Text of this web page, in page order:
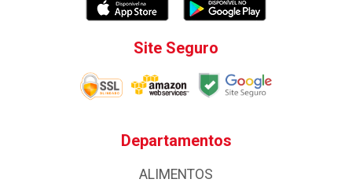
Site Seguro
Departamentos
ALIMENTOS